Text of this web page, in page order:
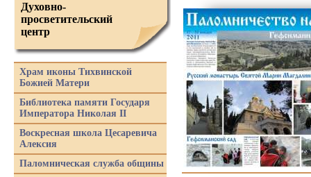
Духовно-
просветительский
центр
Храм иконы Тихвинской
Божией Матери
Библиотека памяти Государя
Императора Николая II
Воскресная школа Цесаревича
Алексия
Паломническая служба общины